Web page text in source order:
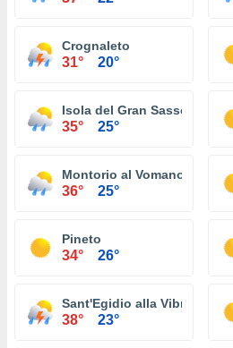
Crognaleto
31° 20°
Isola del Gran Sasso d'Italia
35° 25°
Montorio al Vomano
36° 25°
Pineto
34° 26°
Sant'Egidio alla Vibrata
38° 23°